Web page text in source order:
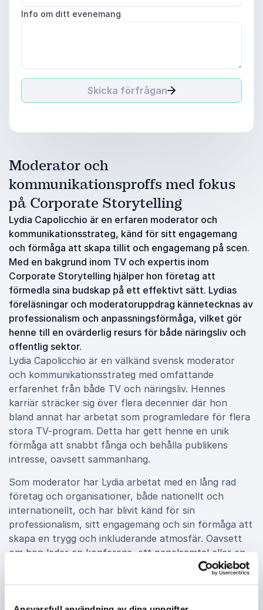
Info om ditt evenemang
Skicka förfrågan
Moderator och
kommunikationsproffs med fokus
på Corporate Storytelling
Lydia Capolicchio är en erfaren moderator och
kommunikationsstrateg, känd för sitt engagemang
och förmåga att skapa tillit och engagemang på scen.
Med en bakgrund inom TV och expertis inom
Corporate Storytelling hjälper hon företag att
förmedla sina budskap på ett effektivt sätt. Lydias
föreläsningar och moderatoruppdrag kännetecknas av
professionalism och anpassningsförmåga, vilket gör
henne till en ovärderlig resurs för både näringsliv och
offentlig sektor.
Lydia Capolicchio är en välkänd svensk moderator
och kommunikationsstrateg med omfattande
erfarenhet från både TV och näringsliv. Hennes
karriär sträcker sig över flera decennier där hon
bland annat har arbetat som programledare för flera
stora TV-program. Detta har gett henne en unik
förmåga att snabbt fånga och behålla publikens
intresse, oavsett sammanhang.
Som moderator har Lydia arbetat med en lång rad
företag och organisationer, både nationellt och
internationellt, och har blivit känd för sin
professionalism, sitt engagemang och sin förmåga att
skapa en trygg och inkluderande atmosfär. Oavsett
om hon leder en konferens, ett panelsamtal eller en
workshop, ser hon till att alla deltagare känner sig